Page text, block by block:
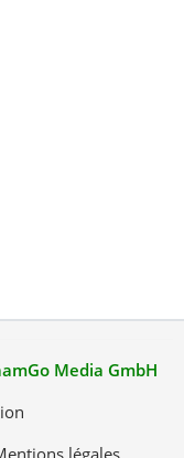
Media GmbH
légales